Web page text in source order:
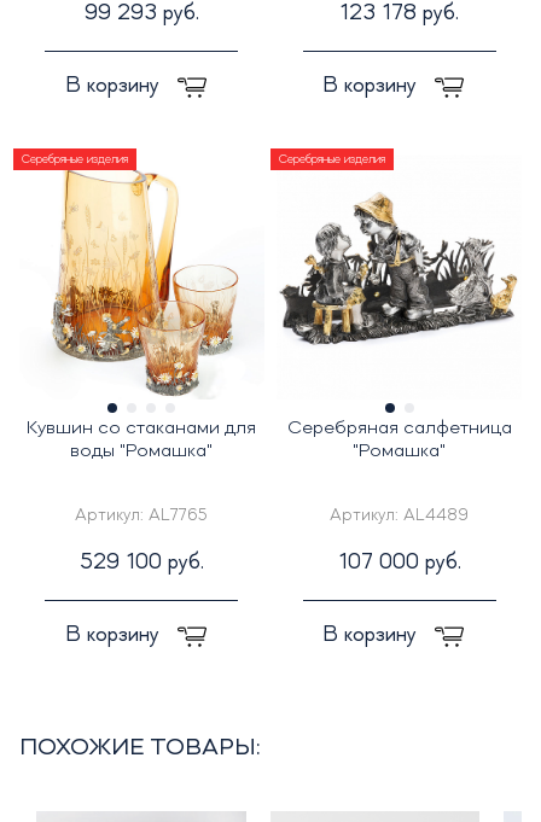
99 293 руб.
В корзину
123 178 руб.
В корзину
Кувшин со стаканами для
воды "Ромашка"
Серебряные изделия
Артикул:AL7765
529 100 руб.
В корзину
Серебряная салфетница
"Ромашка"
Серебряные изделия
Артикул:AL4489
107 000 руб.
В корзину
ПОХОЖИЕ ТОВАРЫ: